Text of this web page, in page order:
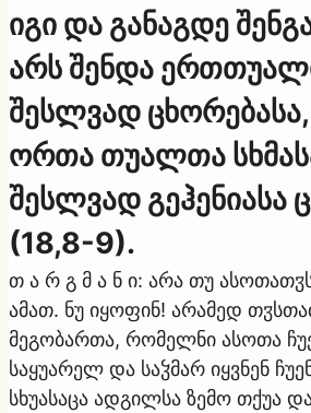
იგი და განაგდე
არს შენდა
შესლვად
ორთა თუალთა
შესლვად გეჰენიასა
(18,8-9).
თ ა რ გ მ ა ნ ი: არა თუ
ამათ. ნუ იყოფინ! არამედ
მეგობართა, რომელნი ასოთა
საყუარელ და საჴმარ იყვნენ
სხუასაცა ადგილსა ზემო თქუა და